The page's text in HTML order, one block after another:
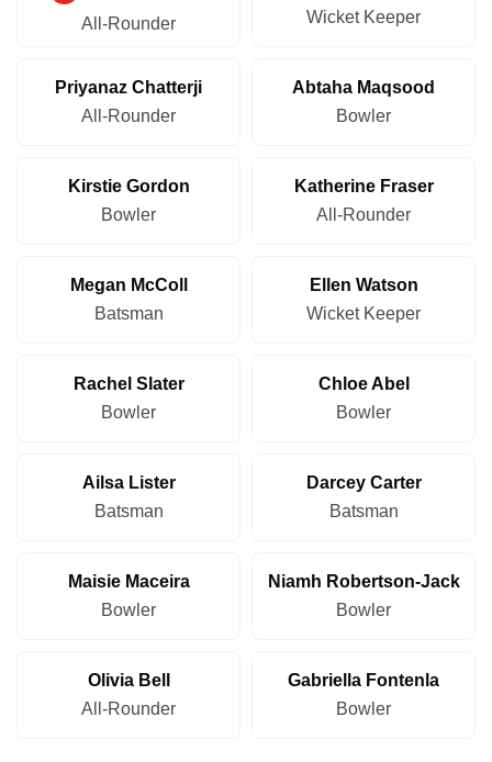
All-Rounder
Wicket Keeper
Priyanaz Chatterji
All-Rounder
Abtaha Maqsood
Bowler
Kirstie Gordon
Bowler
Katherine Fraser
All-Rounder
Megan McColl
Batsman
Ellen Watson
Wicket Keeper
Rachel Slater
Bowler
Chloe Abel
Bowler
Ailsa Lister
Batsman
Darcey Carter
Batsman
Maisie Maceira
Bowler
Niamh Robertson-Jack
Bowler
Olivia Bell
All-Rounder
Gabriella Fontenla
Bowler